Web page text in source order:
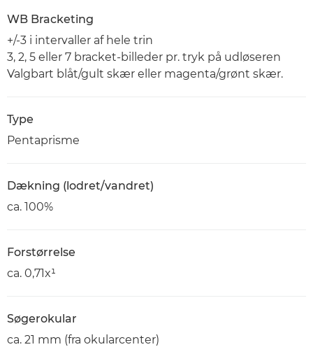
WB Bracketing
+/-3 i intervaller af hele trin
3, 2, 5 eller 7 bracket-billeder pr. tryk på udløseren
Valgbart blåt/gult skær eller magenta/grønt skær.
Type
Pentaprisme
Dækning (lodret/vandret)
ca. 100%
Forstørrelse
ca. 0,71x¹
Søgerokular
ca. 21 mm (fra okularcenter)